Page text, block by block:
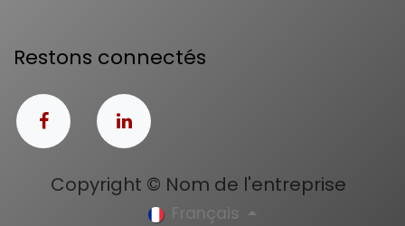
Restons connectés
Copyright © Nom de l'entreprise
Français